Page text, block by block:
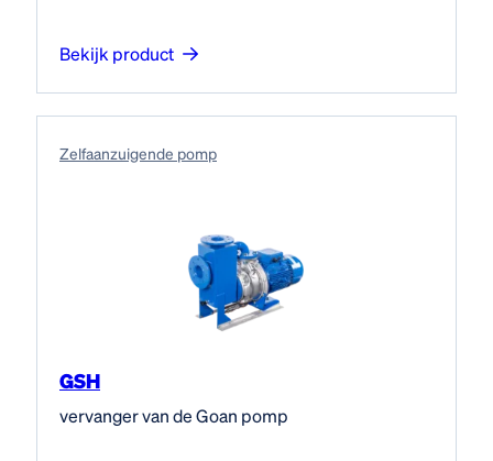
Bekijk product
Zelfaanzuigende pomp
GSH
vervanger van de Goan pomp